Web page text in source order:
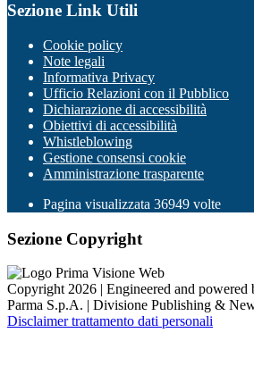
Sezione Link Utili
Cookie policy
Note legali
Informativa Privacy
Ufficio Relazioni con il Pubblico
Dichiarazione di accessibilità
Obiettivi di accessibilità
Whistleblowing
Gestione consensi cookie
Amministrazione trasparente
Pagina visualizzata 36949 volte
Sezione Copyright
Copyright 2026 | Engineered and powered
Parma S.p.A. | Divisione Publishing &
Disclaimer trattamento dati personali